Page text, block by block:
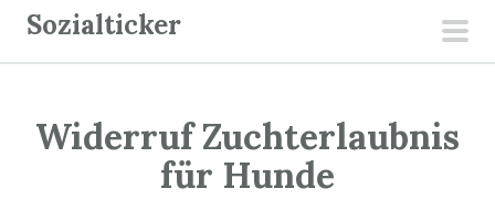
Sozialticker
Widerruf Zuchterlaubnis
für Hunde